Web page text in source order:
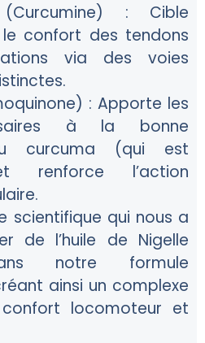
: Cible
confort des tendons
via des voies
: Apporte les
à la bonne
curcuma (qui est
renforce l’action
scientifique qui nous a
de l’huile de Nigelle
notre formule
ainsi un complexe
locomoteur et